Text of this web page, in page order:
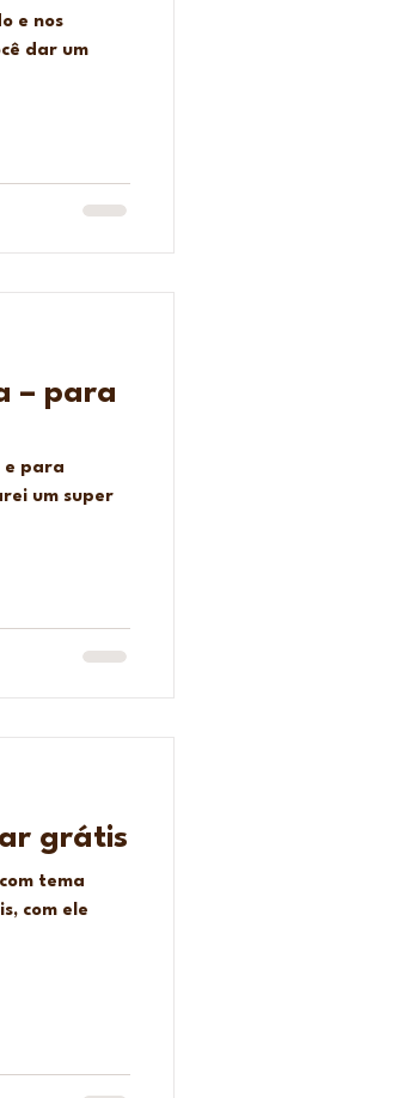
e nos
– para
e para
um super
grátis
tema
com ele